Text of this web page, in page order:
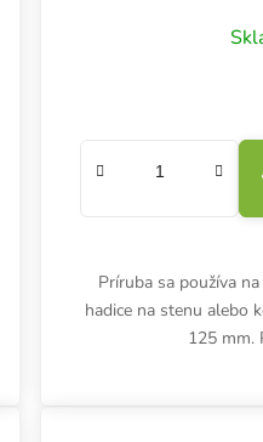
Príruba sa používa
hadice na stenu alebo
125 mm.